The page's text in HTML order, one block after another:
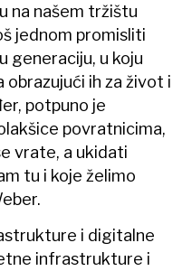
na našem tržištu
jednom promisliti
generaciju, u koju
ih za život i
potpuno je
povratnicima,
vrate, a ukidati
tu i koje želimo
i digitalne
infrastrukture i